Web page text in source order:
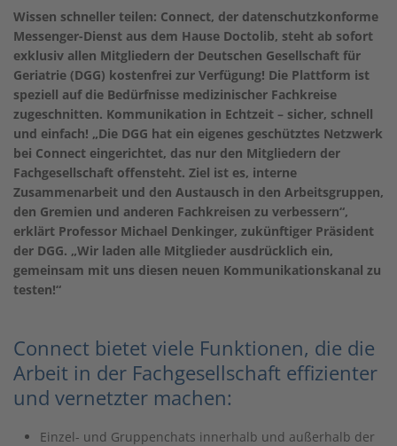
Wissen schneller teilen: Connect, der datenschutzkonforme
Messenger-Dienst aus dem Hause Doctolib, steht ab sofort
exklusiv allen Mitgliedern der Deutschen Gesellschaft für
Geriatrie (DGG) kostenfrei zur Verfügung! Die Plattform ist
speziell auf die Bedürfnisse medizinischer Fachkreise
zugeschnitten. Kommunikation in Echtzeit – sicher, schnell
und einfach! „Die DGG hat ein eigenes geschütztes Netzwerk
bei Connect eingerichtet, das nur den Mitgliedern der
Fachgesellschaft offensteht. Ziel ist es, interne
Zusammenarbeit und den Austausch in den Arbeitsgruppen,
den Gremien und anderen Fachkreisen zu verbessern“,
erklärt Professor Michael Denkinger, zukünftiger Präsident
der DGG. „Wir laden alle Mitglieder ausdrücklich ein,
gemeinsam mit uns diesen neuen Kommunikationskanal zu
testen!“
Connect bietet viele Funktionen, die die
Arbeit in der Fachgesellschaft effizienter
und vernetzter machen:
Einzel- und Gruppenchats innerhalb und außerhalb der